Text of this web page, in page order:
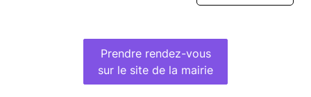
Prendre rendez-vous
sur le site de la mairie